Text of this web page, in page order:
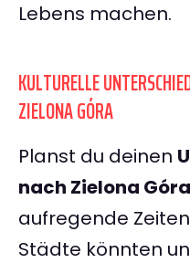
Lebens machen.
KULTURELLE
ZIELONA GÓRA
Planst du deinen
nach Zielona Góra
aufregende
Städte könnten